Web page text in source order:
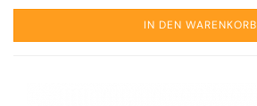
IN DEN WARENKORB